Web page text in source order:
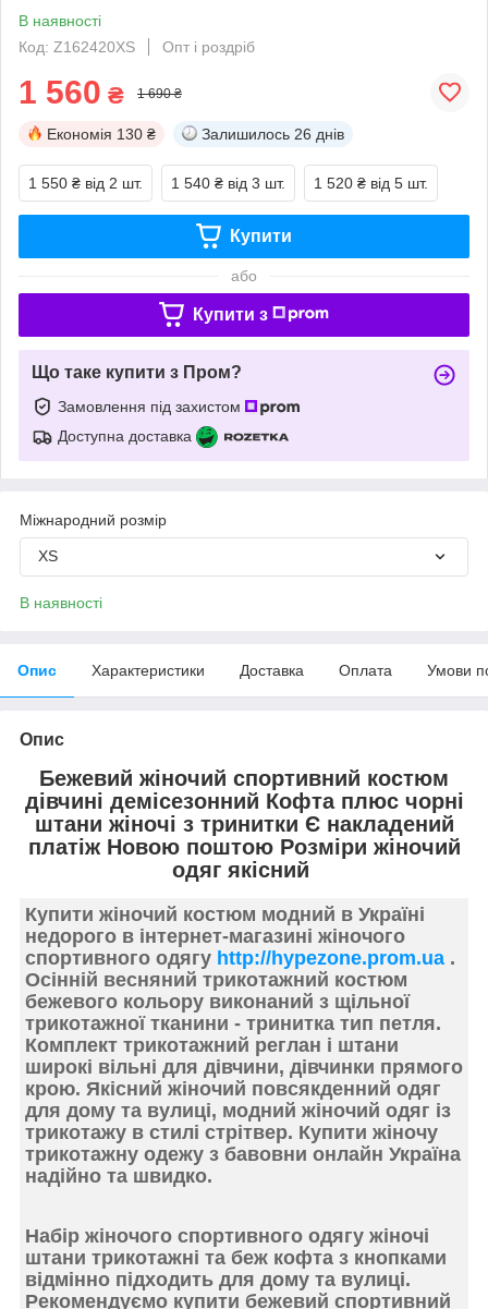
В наявності
Код: Z162420XS
Опт і роздріб
1 560 ₴ 1 690 ₴
Економія 130 ₴ Залишилось 26 днів
1 550 ₴ від 2 шт. 1 540 ₴ від 3 шт. 1 520 ₴ від 5 шт.
Купити
або
Купити з
Що таке купити з Пром?
Замовлення під захистом
Доступна доставка
Міжнародний розмір
XS
В наявності
Опис Характеристики Доставка Оплата Умови
Опис
Бежевий жіночий спортивний костюм
дівчині демісезонний Кофта плюс чорні
штани жіночі з тринитки Є накладений
платіж Новою поштою Розміри жіночий
одяг якісний
Купити жіночий костюм модний в Україні
недорого в інтернет-магазині жіночого
спортивного одягу http://hypezone.prom.ua .
Осінній весняний трикотажний костюм
бежевого кольору виконаний з щільної
трикотажної тканини - тринитка тип петля.
Комплект трикотажний реглан і штани
широкі вільні для дівчини, дівчинки прямого
крою. Якісний жіночий повсякденний одяг
для дому та вулиці, модний жіночий одяг із
трикотажу в стилі стрітвер. Купити жіночу
трикотажну одежу з бавовни онлайн Україна
надійно та швидко.
Набір жіночого спортивного одягу жіночі
штани трикотажні та беж кофта з кнопками
відмінно підходить для дому та вулиці.
Рекомендуємо купити бежевий спортивний